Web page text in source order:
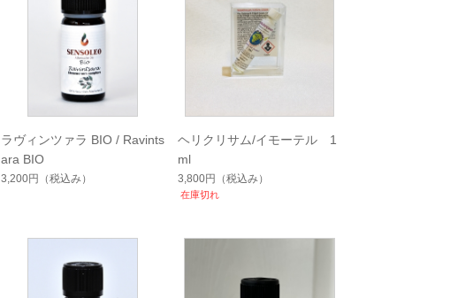
ラヴィンツァラ BIO / Ravints
ara BIO
3,200円 （税込み）
ヘリクリサム/イモーテル 1
ml
3,800円 （税込み）
在庫切れ